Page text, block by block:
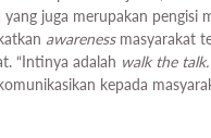
juga merupakan
awarenessmasyarakat
“Intinya adalah walk the talk.
kepada